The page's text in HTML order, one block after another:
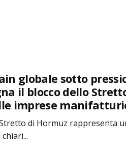
globale sotto
il blocco dello
imprese
di Hormuz rappresenta